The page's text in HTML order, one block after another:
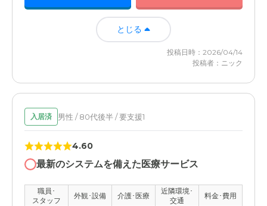
とじる
投稿日時：2026/04/14
投稿者：ニック
入居済 男性 / 80代後半 / 要支援1
4.60
最新のシステムを備えた医療サービス
職員･
スタッフ
外観･設備 介護･医療
近隣環境･
交通
料金･費用